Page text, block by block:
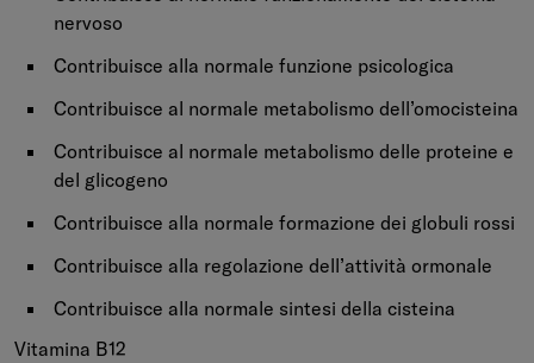
nervoso
Contribuisce alla normale funzione psicologica
Contribuisce al normale metabolismo dell’omocisteina
Contribuisce al normale metabolismo delle proteine e
del glicogeno
Contribuisce alla normale formazione dei globuli rossi
Contribuisce alla regolazione dell’attività ormonale
Contribuisce alla normale sintesi della cisteina
Vitamina B12